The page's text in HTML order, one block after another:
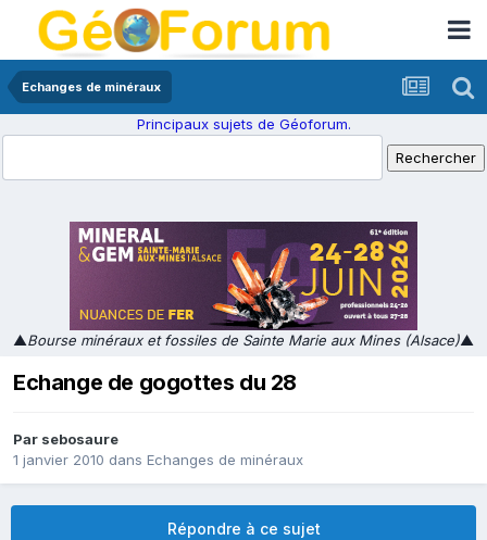
Echanges de minéraux
Principaux sujets de Géoforum.
▲Bourse minéraux et fossiles de Sainte Marie aux Mines (Alsace)▲
Echange de gogottes du 28
Par sebosaure
1 janvier 2010 dans Echanges de minéraux
Répondre à ce sujet